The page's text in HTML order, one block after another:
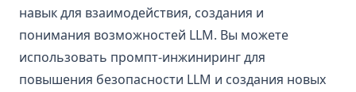
Статьи
Инструменты
Notebooks
навык для взаимодействия, создания и
понимания возможностей LLM. Вы можете
использовать промпт-инжиниринг для
повышения безопасности LLM и создания новых